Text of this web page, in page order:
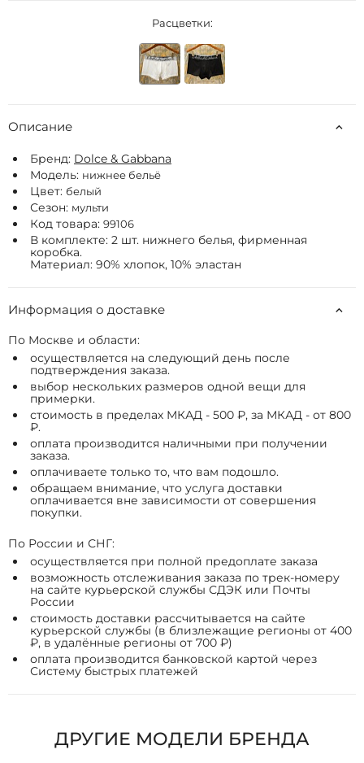
Расцветки:
Описание
Бренд: Dolce & Gabbana
Модель: нижнее бельё
Цвет: белый
Сезон: мульти
Код товара: 99106
В комплекте: 2 шт. нижнего белья, фирменная
коробка.
Материал: 90% хлопок, 10% эластан
Информация о доставке
По Москве и области:
осуществляется на следующий день после
подтверждения заказа.
выбор нескольких размеров одной вещи для
примерки.
стоимость в пределах МКАД - 500 ₽, за МКАД - от 800
₽.
оплата производится наличными при получении
заказа.
оплачиваете только то, что вам подошло.
обращаем внимание, что услуга доставки
оплачивается вне зависимости от совершения
покупки.
По России и СНГ:
осуществляется при полной предоплате заказа
возможность отслеживания заказа по трек-номеру
на сайте курьерской службы СДЭК или Почты
России
стоимость доставки рассчитывается на сайте
курьерской службы (в близлежащие регионы от 400
₽, в удалённые регионы от 700 ₽)
оплата производится банковской картой через
Систему быстрых платежей
ДРУГИЕ МОДЕЛИ БРЕНДА